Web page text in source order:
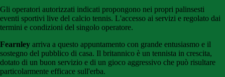
Gli operatori autorizzati indicati propongono nei propri palinsesti
eventi sportivi live del calcio tennis. L'accesso ai servizi e regolato dai
termini e condizioni del singolo operatore.
Fearnley arriva a questo appuntamento con grande entusiasmo e il
sostegno del pubblico di casa. Il britannico è un tennista in crescita,
dotato di un buon servizio e di un gioco aggressivo che può risultare
particolarmente efficace sull'erba.